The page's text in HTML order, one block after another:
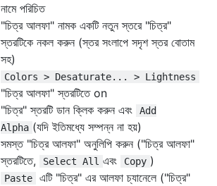
নামে পরিচিত
"চিত্র আলফা" নামক একটি নতুন স্তরে "চিত্র"
স্তরটিকে নকল করুন (স্তর সংলাপে সদৃশ স্তর বোতাম
সহ)
Colors > Desaturate... > Lightness
"চিত্র আলফা" স্তরটিতে on
"চিত্র" স্তরটি ডান ক্লিক করুন এবং
Add
Alpha (যদি ইতিমধ্যে সম্পন্ন না হয়)
সমস্ত "চিত্র আলফা" অনুলিপি করুন ("চিত্র আলফা"
স্তরটিতে,
Select All এবং Copy )
Paste
এটি "চিত্র" এর আলফা চ্যানেলে ("চিত্র"